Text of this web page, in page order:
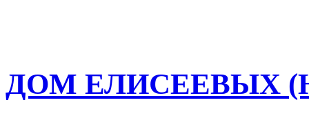
ДОМ ЕЛИСЕЕВЫХ